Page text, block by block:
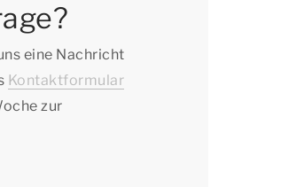
eine Nachricht
Kontaktformular
zur